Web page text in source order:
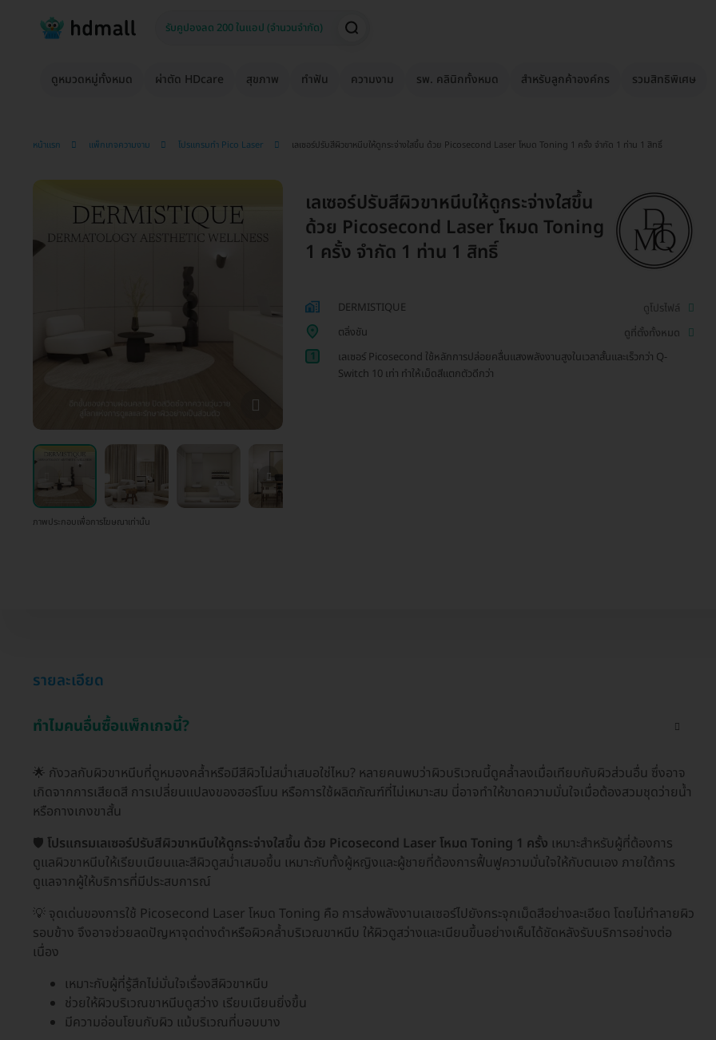
ดูหมวดหมู่ทั้งหมด ผ่าตัด HDcare สุขภาพ ทำฟัน ความงาม รพ. คลินิกทั้งหมด สำหรับลูกค้าองค์กร รวมสิทธิพิเศษ
หน้าแรก แพ็กเกจความงาม โปรแกรมทำ Pico Laser เลเซอร์ปรับสีผิวขาหนีบให้ดูกระจ่างใสขึ้น ด้วย Picosecond Laser โหมด Toning 1 ครั้ง จำกัด 1 ท่าน 1 สิทธิ์
ภาพประกอบเพื่อการโฆษณาเท่านั้น
เลเซอร์ปรับสีผิวขาหนีบให้ดูกระจ่างใสขึ้น
ด้วย Picosecond Laser โหมด Toning
1 ครั้ง จำกัด 1 ท่าน 1 สิทธิ์
DERMISTIQUE
ดูโปรไฟล์
ตลิ่งชัน
ดูที่ตั้งทั้งหมด
1
เลเซอร์ Picosecond ใช้หลักการปล่อยคลื่นแสงพลังงานสูงในเวลาสั้นและเร็วกว่า Q-
Switch 10 เท่า ทำให้เม็ดสีแตกตัวดีกว่า
รายละเอียด
ทำไมคนอื่นซื้อแพ็กเกจนี้?
🌟 กังวลกับผิวขาหนีบที่ดูหมองคล้ำหรือมีสีผิวไม่สม่ำเสมอใช่ไหม? หลายคนพบว่าผิวบริเวณนี้ดูคล้ำลงเมื่อเทียบกับผิวส่วนอื่น ซึ่งอาจ
เกิดจากการเสียดสี การเปลี่ยนแปลงของฮอร์โมน หรือการใช้ผลิตภัณฑ์ที่ไม่เหมาะสม นี่อาจทำให้ขาดความมั่นใจเมื่อต้องสวมชุดว่ายน้ำ
หรือกางเกงขาสั้น
🛡️ โปรแกรมเลเซอร์ปรับสีผิวขาหนีบให้ดูกระจ่างใสขึ้น ด้วย Picosecond Laser โหมด Toning 1 ครั้ง เหมาะสำหรับผู้ที่ต้องการ
ดูแลผิวขาหนีบให้เรียบเนียนและสีผิวดูสม่ำเสมอขึ้น เหมาะกับทั้งผู้หญิงและผู้ชายที่ต้องการฟื้นฟูความมั่นใจให้กับตนเอง ภายใต้การ
ดูแลจากผู้ให้บริการที่มีประสบการณ์
💡 จุดเด่นของการใช้ Picosecond Laser โหมด Toning คือ การส่งพลังงานเลเซอร์ไปยังกระจุกเม็ดสีอย่างละเอียด โดยไม่ทำลายผิว
รอบข้าง จึงอาจช่วยลดปัญหาจุดด่างดำหรือผิวคล้ำบริเวณขาหนีบ ให้ผิวดูสว่างและเนียนขึ้นอย่างเห็นได้ชัดหลังรับบริการอย่างต่อ
เนื่อง
เหมาะกับผู้ที่รู้สึกไม่มั่นใจเรื่องสีผิวขาหนีบ
ช่วยให้ผิวบริเวณขาหนีบดูสว่าง เรียบเนียนยิ่งขึ้น
มีความอ่อนโยนกับผิว แม้บริเวณที่บอบบาง